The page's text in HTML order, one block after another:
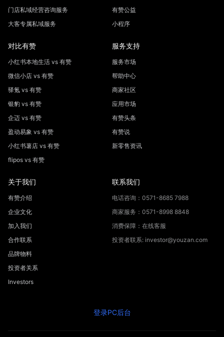
门店私域经营咨询服务
大客专属私域服务
有赞公益
小程序
对比有赞
小红书本地生活 vs 有赞
微信小店 vs 有赞
驿氪 vs 有赞
银豹 vs 有赞
企迈 vs 有赞
盈动易象 vs 有赞
小红书薯店 vs 有赞
flipos vs 有赞
服务支持
服务市场
帮助中心
商家社区
应用市场
有赞头条
有赞说
新零售资讯
关于我们
有赞介绍
企业文化
加入我们
合作联系
品牌物料
投资者关系
Investors
联系我们
电话咨询：0571-8685 7988
商家服务：0571-8998 8848
消费保障：在线客服
投资者联系: investor@youzan.com
登录PC后台